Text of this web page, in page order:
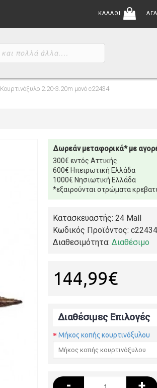
ΚΑΛΑΘΙ
Κουρτινόξυλο 2.20-3.20m μονό c22434
Δωρεάν μεταφορικά* με
300€ εντός Αττικής
600€ Ηπειρωτική Ελλάδα
1000€ Νησιωτική Ελλάδα
*εξαιρούνται στρώματα
Κατασκευαστής: 24 Mall
Κωδικός Προϊόντος: c22434
Διαθεσιμότητα: Διαθέσιμο
144,99€
Διαθέσιμες Επιλογές
Μήκος κοπής κουρτινόξυλου